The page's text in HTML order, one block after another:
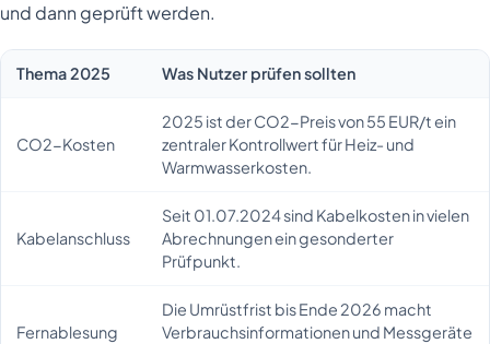
und dann geprüft werden.
Thema 2025 Was Nutzer prüfen sollten
CO2-Kosten
2025 ist der CO2-Preis von 55 EUR/t ein
zentraler Kontrollwert für Heiz- und
Warmwasserkosten.
Kabelanschluss
Seit 01.07.2024 sind Kabelkosten in vielen
Abrechnungen ein gesonderter
Prüfpunkt.
Fernablesung
Die Umrüstfrist bis Ende 2026 macht
Verbrauchsinformationen und Messgeräte